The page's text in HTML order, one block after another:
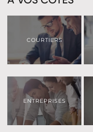
COURTIERS
ENTREPRISES